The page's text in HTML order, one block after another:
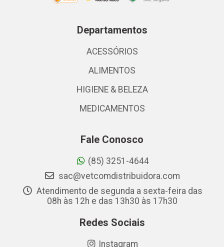
Departamentos
ACESSÓRIOS
ALIMENTOS
HIGIENE & BELEZA
MEDICAMENTOS
Fale Conosco
(85) 3251-4644
sac@vetcomdistribuidora.com
Atendimento de segunda a sexta-feira das
08h às 12h e das 13h30 às 17h30
Redes Sociais
Instagram